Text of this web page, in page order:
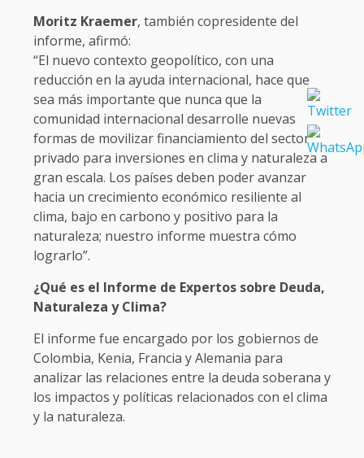
Moritz Kraemer, también copresidente del
informe, afirmó:
“El nuevo contexto geopolítico, con una
reducción en la ayuda internacional, hace que
sea más importante que nunca que la
comunidad internacional desarrolle nuevas
formas de movilizar financiamiento del sector
privado para inversiones en clima y naturaleza a
gran escala. Los países deben poder avanzar
hacia un crecimiento económico resiliente al
clima, bajo en carbono y positivo para la
naturaleza; nuestro informe muestra cómo
lograrlo”.
¿Qué es el Informe de Expertos sobre Deuda,
Naturaleza y Clima?
El informe fue encargado por los gobiernos de
Colombia, Kenia, Francia y Alemania para
analizar las relaciones entre la deuda soberana y
los impactos y políticas relacionados con el clima
y la naturaleza.